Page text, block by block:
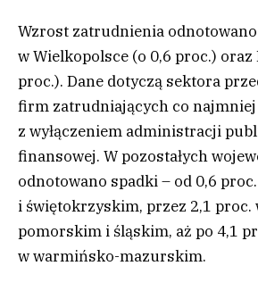
Wzrost zatrudnienia
w Wielkopolsce (o 0,6 proc.) oraz
proc.). Dane dotyczą sektora
firm zatrudniających co najmniej
z wyłączeniem administracji
finansowej. W pozostałych
odnotowano spadki – od 0,6
i świętokrzyskim, przez 2,1 proc.
pomorskim i śląskim, aż po 4,1
w warmińsko-mazurskim.